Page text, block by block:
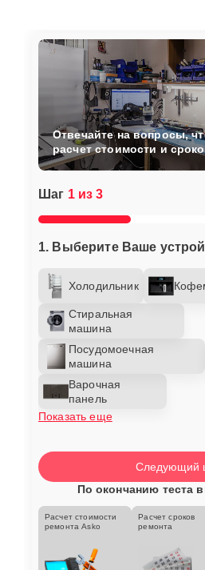
Шаг 1 из 3
1. Выберите Ваше
Холодильник
Стиральная
машина
Посудомоечная
машина
Варочная
панель
Показать еще
Отвечайте на вопросы,
расчет стоимости и
Следующий
По окончанию теста
Расчет стоимости
ремонта Asko
Расчет сроков
ремонта